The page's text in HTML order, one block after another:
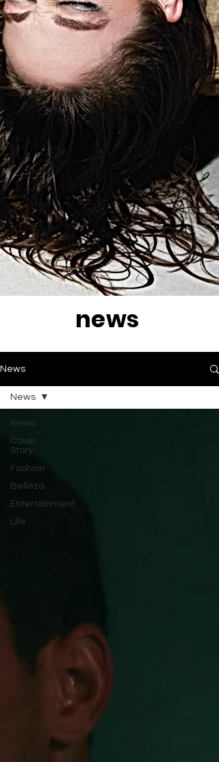
news
News
News
Cover
Story
Fashion
Belleza
Entertainment
Life
News